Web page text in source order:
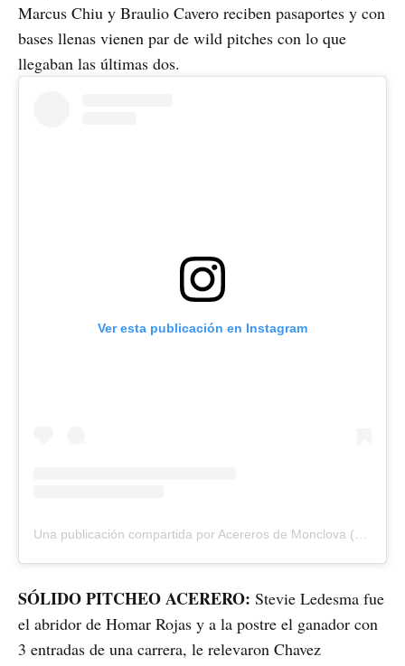
Marcus Chiu y Braulio Cavero reciben pasaportes y con
bases llenas vienen par de wild pitches con lo que
llegaban las últimas dos.
Ver esta publicación en Instagram
SÓLIDO PITCHEO ACERERO: Stevie Ledesma fue
el abridor de Homar Rojas y a la postre el ganador con
3 entradas de una carrera, le relevaron Chavez